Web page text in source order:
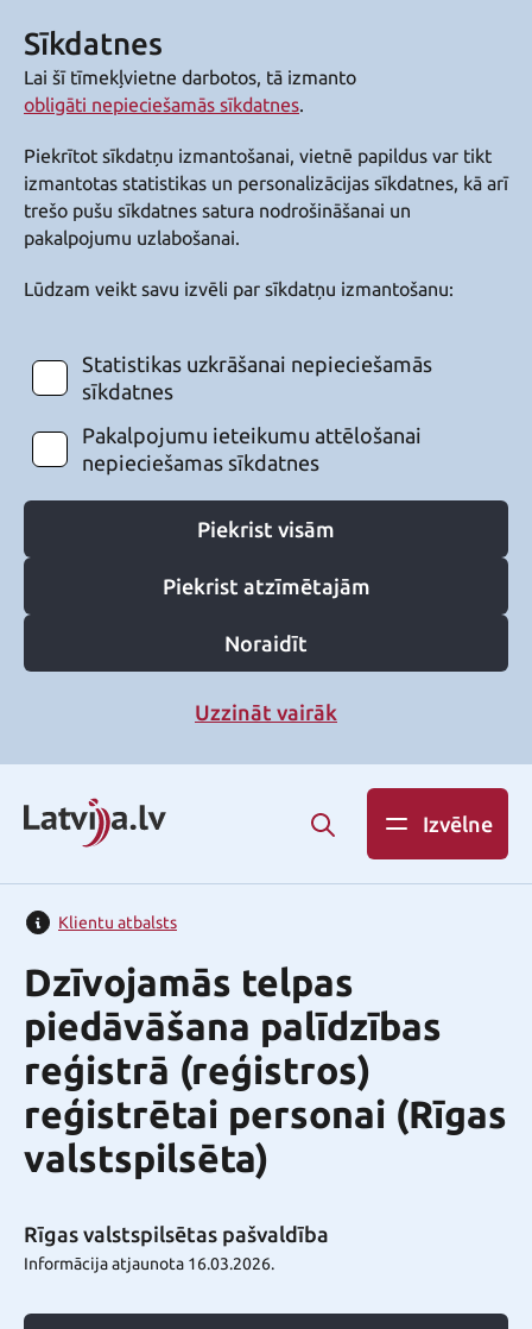
Sīkdatnes
Lai šī tīmekļvietne darbotos, tā izmanto
obligāti nepieciešamās sīkdatnes.
Piekrītot sīkdatņu izmantošanai, vietnē papildus var tikt
izmantotas statistikas un personalizācijas sīkdatnes, kā arī
trešo pušu sīkdatnes satura nodrošināšanai un
pakalpojumu uzlabošanai.
Lūdzam veikt savu izvēli par sīkdatņu izmantošanu:
Statistikas uzkrāšanai nepieciešamās
sīkdatnes
Pakalpojumu ieteikumu attēlošanai
nepieciešamas sīkdatnes
Piekrist visām
Piekrist atzīmētajām
Noraidīt
Uzzināt vairāk
Izvēlne
Klientu atbalsts
Dzīvojamās telpas
piedāvāšana palīdzības
reģistrā (reģistros)
reģistrētai personai (Rīgas
valstspilsēta)
Rīgas valstspilsētas pašvaldība
Informācija atjaunota 16.03.2026.